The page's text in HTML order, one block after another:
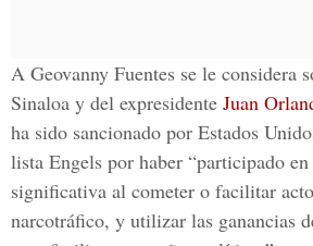
A Geovanny Fuentes se le considera
Sinaloa y del expresidente Juan
ha sido sancionado por Estados
lista Engels por haber “participado
significativa al cometer o facilitar
narcotráfico, y utilizar las ganancias